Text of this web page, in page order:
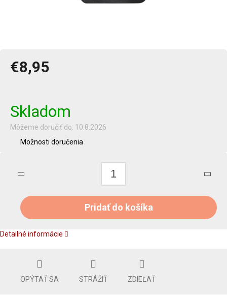
€8,95
Skladom
Môžeme doručiť do: 10.8.2026
Možnosti doručenia
Pridať do košíka
Detailné informácie
OPÝTAŤ SA STRÁŽIŤ ZDIEĽAŤ